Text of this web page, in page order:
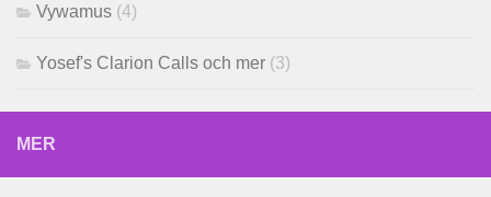
Vywamus (4)
Yosef's Clarion Calls och mer (3)
MER